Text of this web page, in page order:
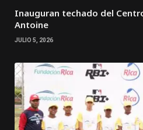
Inauguran techado del
Antoine
JULIO 5, 2026